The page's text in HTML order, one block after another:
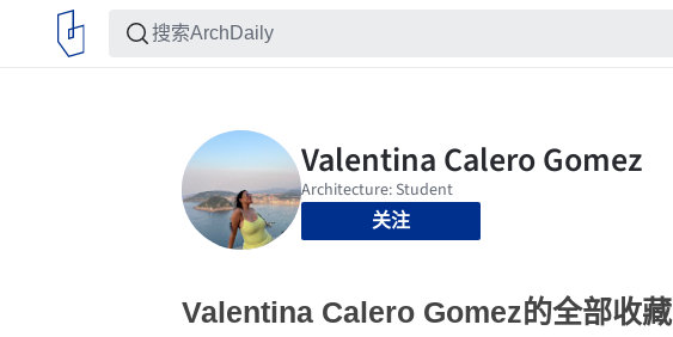
关注
Valentina Calero Gomez的全部收藏